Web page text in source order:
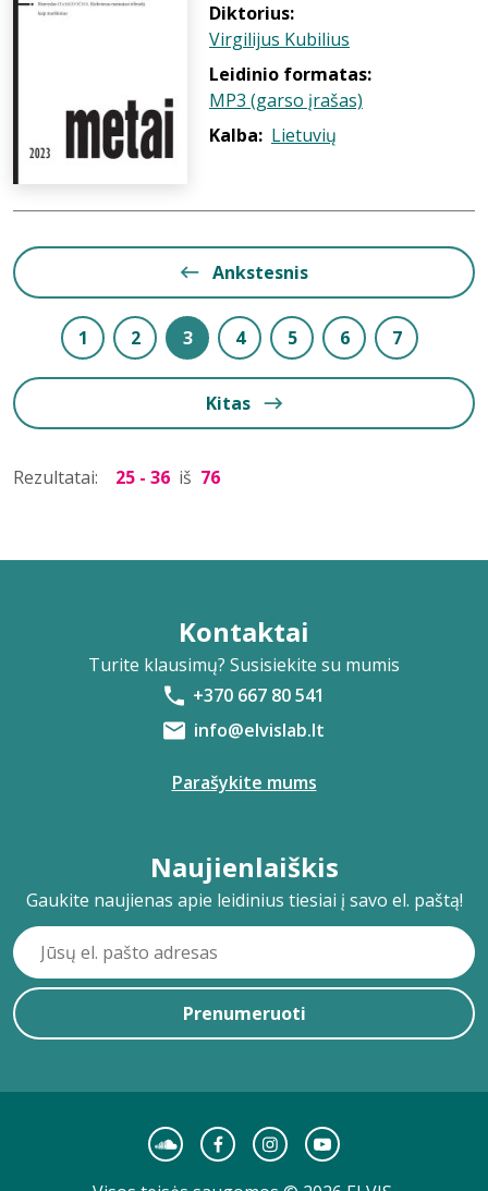
Diktorius:
Virgilijus Kubilius
Leidinio formatas:
MP3 (garso įrašas)
Kalba: Lietuvių
Ankstesnis
1 2 3 4 5 6 7
Kitas
Rezultatai: 25 - 36 iš 76
Kontaktai
Turite klausimų? Susisiekite su mumis
+370 667 80 541
info@elvislab.lt
Parašykite mums
Naujienlaiškis
Gaukite naujienas apie leidinius tiesiai į savo el. paštą!
Prenumeruoti